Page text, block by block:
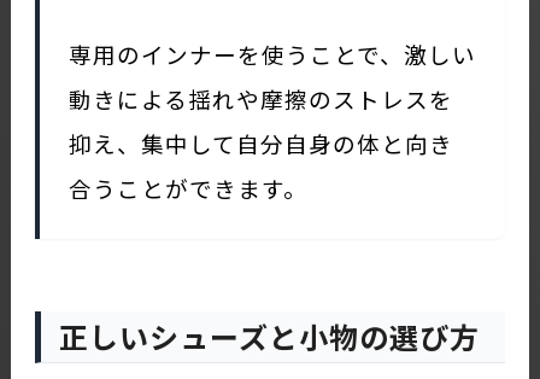
専用のインナーを使うことで、激しい
動きによる揺れや摩擦のストレスを
抑え、集中して自分自身の体と向き
合うことができます。
正しいシューズと小物の選び方